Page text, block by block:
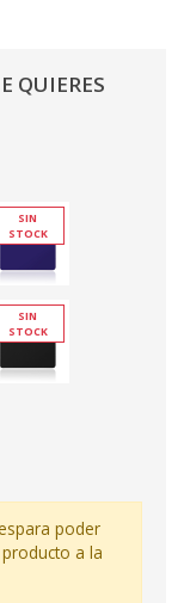
QUIERES
SIN
STOCK
SIN
STOCK
para poder
a la